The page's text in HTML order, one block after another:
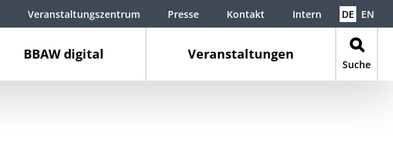
BBAW digital Veranstaltungen
Suche
Veranstaltungszentrum Presse Kontakt Intern DE EN